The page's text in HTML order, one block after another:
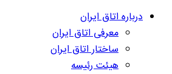
درباره اتاق ایران
معرفی اتاق ایران
ساختار اتاق ایران
هیئت رئیسه